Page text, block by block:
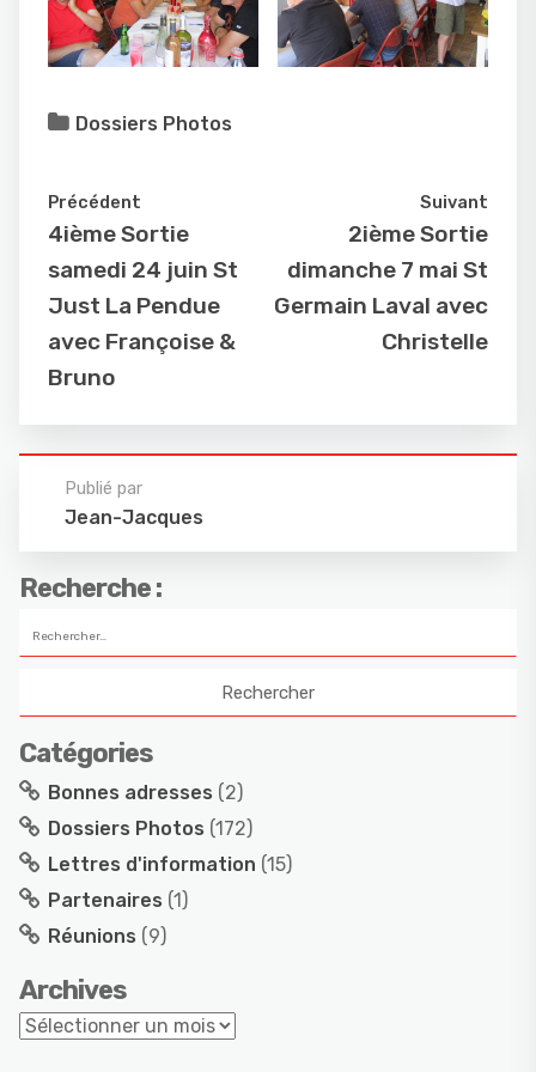
Dossiers Photos
Précédent
4ième Sortie
samedi 24 juin St
Just La Pendue
avec Françoise &
Bruno
Suivant
2ième Sortie
dimanche 7 mai St
Germain Laval avec
Christelle
Publié par
Jean-Jacques
Recherche :
Catégories
Bonnes adresses (2)
Dossiers Photos (172)
Lettres d'information (15)
Partenaires (1)
Réunions (9)
Archives